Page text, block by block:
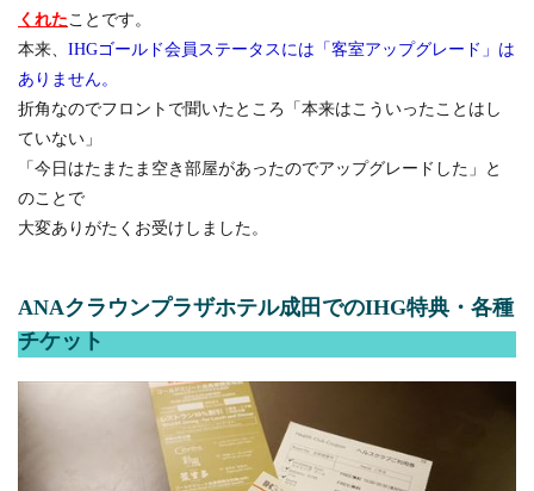
くれた ことです。
本来、 IHGゴールド会員ステータスには「客室アップグレード」は
ありません。
折角なのでフロントで聞いたところ「本来はこういったことはし
ていない」
「今日はたまたま空き部屋があったのでアップグレードした」と
のことで
大変ありがたくお受けしました。
ANAクラウンプラザホテル成田でのIHG特典・各種
チケット